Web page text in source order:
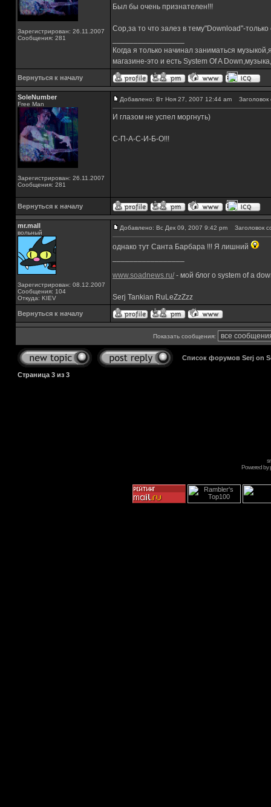
Зарегистрирован: 26.11.2007
Сообщения: 281
Был бы очень признателен!!!
Сор,за то что залез в тему"Download"-
Когда я только начинал заниматься
магазине-это и есть System Of A
Вернуться к началу
SoleNumber
Free Man
Зарегистрирован: 26.11.2007
Сообщения: 281
Добавлено: Вт Ноя 27, 2007 12:44 am Заголовок
И глазом не успел моргнуть)
С-П-А-С-И-Б-О!!!
Вернуться к началу
mr.mall
вольный
Зарегистрирован: 08.12.2007
Сообщения: 104
Откуда: KIEV
Добавлено: Вс Дек 09, 2007 9:42 pm Заголовок
однако тут Санта Барбара !!! Я лишний
www.soadnews.ru/ - мой блог о system of a
Serj Tankian RuLeZzZzz
Вернуться к началу
Показать сообщения:
Список форумов Serj on
Страница 3 из 3
Powered by